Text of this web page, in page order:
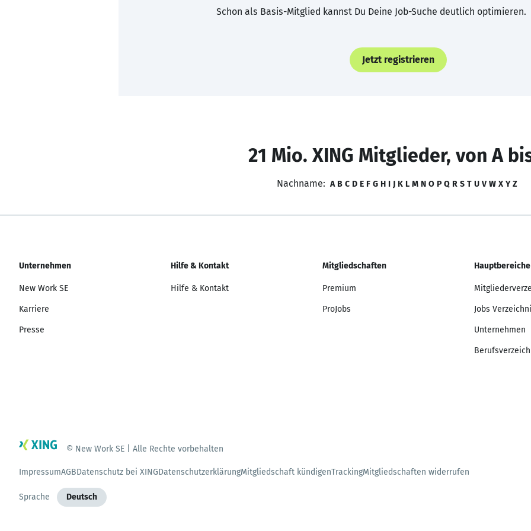
Schon als Basis-Mitglied kannst Du Deine Job-Suche deutlich optimieren.
Jetzt registrieren
21 Mio. XING Mitglieder, von A
Nachname: A B C D E F G H I J K L M N O P Q R S T U V W X Y Z
Unternehmen
New Work SE
Karriere
Presse
Hilfe & Kontakt
Hilfe & Kontakt
Mitgliedschaften
Premium
ProJobs
Hauptbereiche
Jobs
Unternehmen
© New Work SE | Alle Rechte vorbehalten
ImpressumAGBDatenschutz bei XINGDatenschutzerklärungMitgliedschaft kündigenTrackingMitgliedschaften widerrufen
Sprache Deutsch